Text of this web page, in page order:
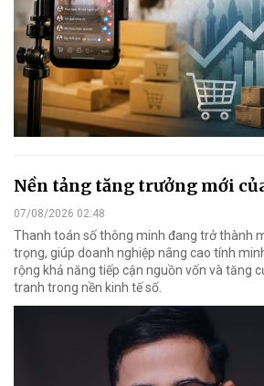
Nền tảng tăng trưởng mới
07/08/2026 02:48
Thanh toán số thông minh đang trở thành
trọng, giúp doanh nghiệp nâng cao tính
rộng khả năng tiếp cận nguồn vốn và tăng
tranh trong nền kinh tế số.